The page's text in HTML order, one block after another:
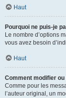
Haut
Pourquoi ne puis-je
Le nombre d’options
vous avez besoin
Haut
Comment modifier
Comme pour les
l’auteur original, un